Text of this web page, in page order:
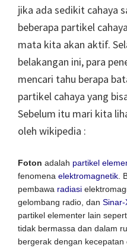
jika ada sedikit cahaya
beberapa partikel
mata kita akan aktif.
belakangan ini, para
mencari tahu berapa
partikel cahaya yang
Sebelum itu mari kita
oleh wikipedia :
Foton adalah partikel
fenomena elektromagnetik .
pembawa radiasi
gelombang radio, dan Sinar-
partikel elementer lain
tidak bermassa dan dalam
bergerak dengan kecepatan